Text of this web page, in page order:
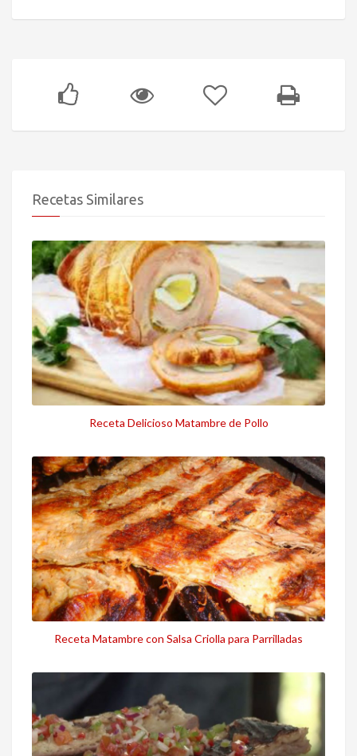
Recetas Similares
Receta Delicioso Matambre de Pollo
Receta Matambre con Salsa Criolla para Parrilladas